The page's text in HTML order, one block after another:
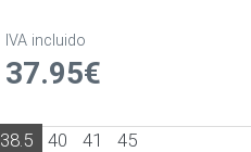
IVA incluido
37.95€
38.5 40 41 45